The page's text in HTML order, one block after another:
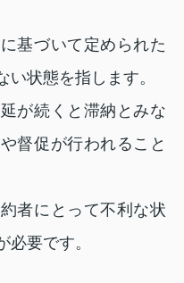
基づいて定められた
状態を指します。
が続くと滞納とみな
督促が行われること
者にとって不利な状
要です。